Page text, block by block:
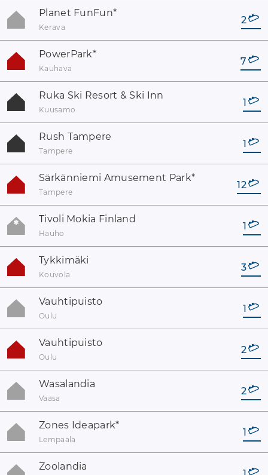
Planet FunFun*
Kerava
2
PowerPark*
Kauhava
7
Ruka Ski Resort & Ski Inn
Kuusamo
1
Rush Tampere
Tampere
1
Särkänniemi Amusement Park*
Tampere
12
Tivoli Mokia Finland
Hauho
1
Tykkimäki
Kouvola
3
Vauhtipuisto
Oulu
1
Vauhtipuisto
Oulu
2
Wasalandia
Vaasa
2
Zones Ideapark*
Lempäälä
1
Zoolandia